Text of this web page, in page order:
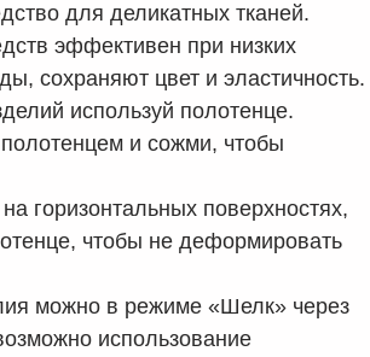
для деликатных тканей.
эффективен при низких
сохраняют цвет и эластичность.
используй полотенце.
и сожми, чтобы
горизонтальных поверхностях,
чтобы не деформировать
можно в режиме «Шелк» через
использование